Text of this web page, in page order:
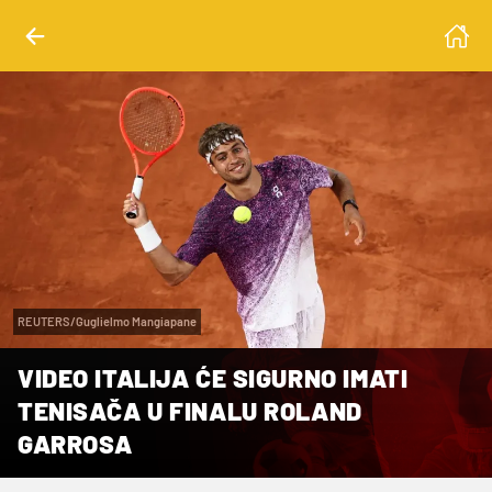
REUTERS/Guglielmo Mangiapane
VIDEO ITALIJA ĆE SIGURNO IMATI
TENISAČA U FINALU ROLAND
GARROSA